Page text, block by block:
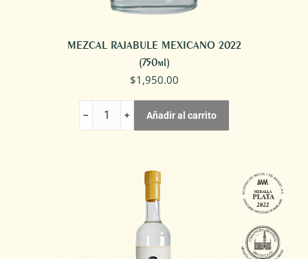
MEZCAL RAJABULE MEXICANO 2022
(750ml)
$1,950.00
RAJABULE
MEXICANO
Añadir al carrito